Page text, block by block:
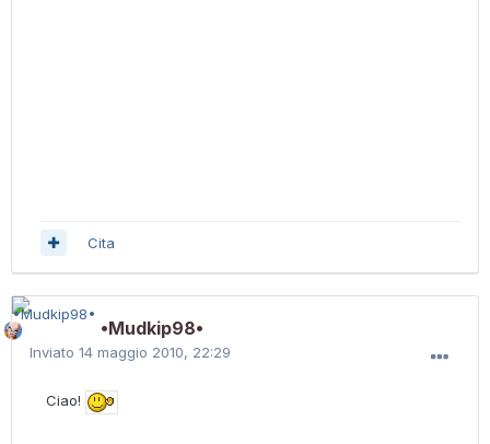
Cita
•Mudkip98•
Inviato 14 maggio 2010, 22:29
Ciao!